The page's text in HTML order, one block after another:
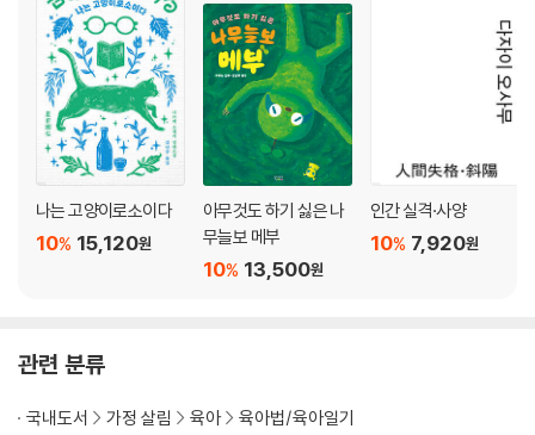
나는 고양이로소이다
15,120원
10%
아무것도 하기 싫은 나
무늘보 메부
13,500원
10%
인간 실격·사양
7,920원
10%
관련 분류
국내도서 가정 살림 육아
육아법/육아일기